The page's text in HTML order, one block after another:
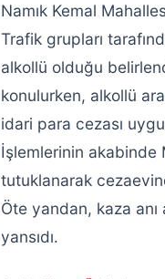
Namık Kemal
Trafik grupları
alkollü olduğu
konulurken, alkollü
idari para cezası
İşlemlerinin akabinde
tutuklanarak
Öte yandan, kaza anı
yansıdı.